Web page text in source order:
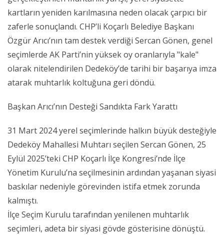
kartların yeniden karılmasına neden olacak çarpıcı bir
zaferle sonuçlandı. CHP’li Koçarlı Belediye Başkanı
Özgür Arıcı’nın tam destek verdiği Sercan Gönen, genel
seçimlerde AK Parti’nin yüksek oy oranlarıyla "kale"
olarak nitelendirilen Dedeköy’de tarihi bir başarıya imza
atarak muhtarlık koltuğuna geri döndü.
Başkan Arıcı’nın Desteği Sandıkta Fark Yarattı
31 Mart 2024 yerel seçimlerinde halkın büyük desteğiyle
Dedeköy Mahallesi Muhtarı seçilen Sercan Gönen, 25
Eylül 2025’teki CHP Koçarlı İlçe Kongresi’nde İlçe
Yönetim Kurulu’na seçilmesinin ardından yaşanan siyasi
baskılar nedeniyle görevinden istifa etmek zorunda
kalmıştı.
İlçe Seçim Kurulu tarafından yenilenen muhtarlık
seçimleri, adeta bir siyasi gövde gösterisine dönüştü.